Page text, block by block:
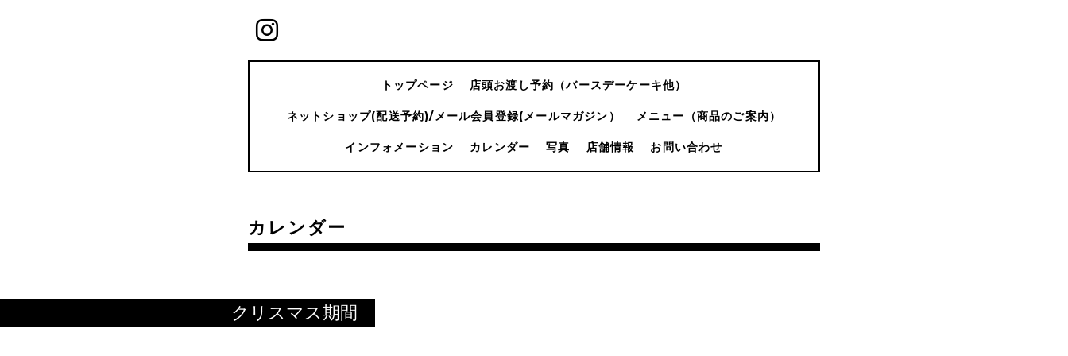
トップページ 店頭お渡し予約（バースデーケーキ他）
ネットショップ(配送予約)/メール会員登録(メールマガジン） メニュー（商品のご案内）
インフォメーション カレンダー 写真 店舗情報 お問い合わせ
カレンダー
クリスマス期間